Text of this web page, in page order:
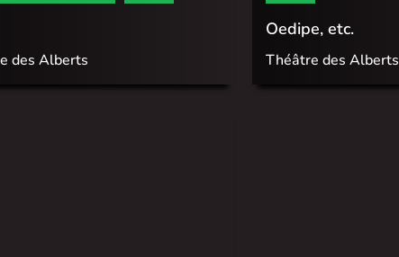
des Alberts
Oedipe, etc.
Théâtre des Alberts